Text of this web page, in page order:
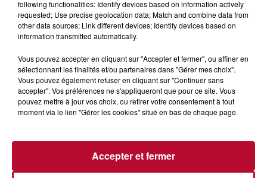
6 août 2026
NÎMES : « LE RÊVE DU GLADIATEUR » INVESTIT
LES ARÈNES CES 3...
du gladiateur » revient illuminer l'amphithéâtre romain les 6,
7 et 8 août. Une fresque nocturne...
following functionalities: Identify devices based on information actively
requested; Use precise geolocation data; Match and combine data from
other data sources; Link different devices; Identify devices based on
information transmitted automatically.
Vous pouvez accepter en cliquant sur "Accepter et fermer", ou affiner en
sélectionnant les finalités et/ou partenaires dans "Gérer mes choix".
Vous pouvez également refuser en cliquant sur "Continuer sans
accepter". Vos préférences ne s'appliqueront que pour ce site. Vous
pouvez mettre à jour vos choix, ou retirer votre consentement à tout
moment via le lien "Gérer les cookies" situé en bas de chaque page.
Accepter et fermer